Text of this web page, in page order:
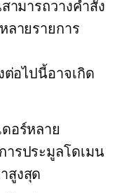
ามารถวางคำสั่ง
ลายรายการ
ต่อไปนี้อาจเกิด
อร์หลาย
รประมูลโดเมน
สูงสุด